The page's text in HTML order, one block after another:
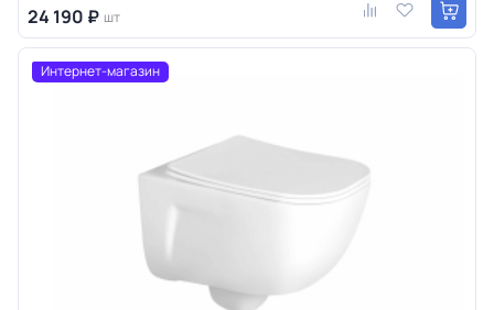
24 190 ₽ шт
Интернет-магазин